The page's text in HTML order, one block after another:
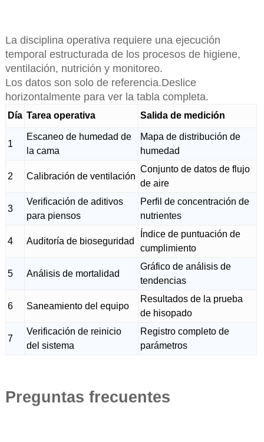
La disciplina operativa requiere una ejecución
temporal estructurada de los procesos de higiene,
ventilación, nutrición y monitoreo.
Los datos son solo de referencia.Deslice
horizontalmente para ver la tabla completa.
Día Tarea operativa Salida de medición
1
Escaneo de humedad de
la cama
Mapa de distribución de
humedad
2 Calibración de ventilación
Conjunto de datos de flujo
de aire
3
Verificación de aditivos
para piensos
Perfil de concentración de
nutrientes
4 Auditoría de bioseguridad
Índice de puntuación de
cumplimiento
5 Análisis de mortalidad
Gráfico de análisis de
tendencias
6 Saneamiento del equipo
Resultados de la prueba
de hisopado
7
Verificación de reinicio
del sistema
Registro completo de
parámetros
Preguntas frecuentes